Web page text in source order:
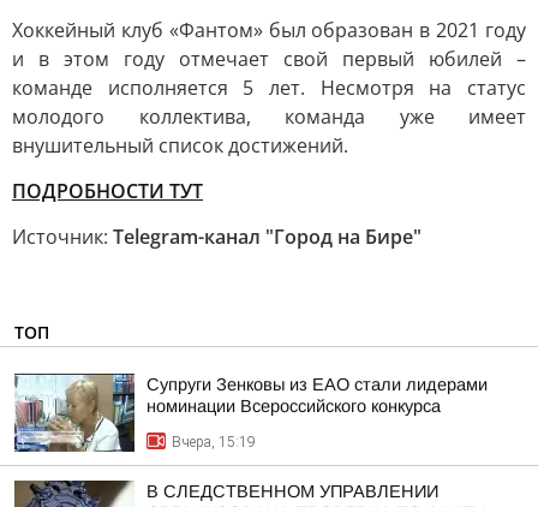
Хоккейный клуб «Фантом» был образован в 2021 году
и в этом году отмечает свой первый юбилей –
команде исполняется 5 лет. Несмотря на статус
молодого коллектива, команда уже имеет
внушительный список достижений.
ПОДРОБНОСТИ ТУТ
Источник: Telegram-канал "Город на Бире"
ТОП
Супруги Зенковы из ЕАО стали лидерами
номинации Всероссийского конкурса
Вчера, 15:19
В СЛЕДСТВЕННОМ УПРАВЛЕНИИ